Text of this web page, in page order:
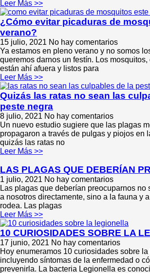
Leer Más >>
¿Cómo evitar picaduras de
verano?
15 julio, 2021 No hay comentarios
Ya estamos en pleno verano y no somos
queremos darnos un festín. Los mosquitos,
están ahí afuera y listos para
Leer Más >>
Quizás las ratas no sean las
peste negra
8 julio, 2021 No hay comentarios
Un nuevo estudio sugiere que las plagas
propagaron a través de pulgas y piojos en
quizás las ratas no
Leer Más >>
LAS PLAGAS QUE DEBERÍAN
1 julio, 2021 No hay comentarios
Las plagas que deberían preocuparnos no
a nosotros directamente, sino a la fauna y
rodea. Las plagas
Leer Más >>
10 CURIOSIDADES SOBRE LA
17 junio, 2021 No hay comentarios
Hoy enumeramos 10 curiosidades sobre
incluyendo síntomas de la enfermedad o
prevenirla. La bacteria Legionella es